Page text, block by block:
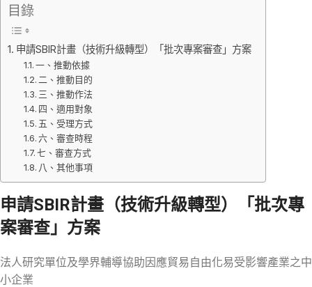
目錄
申請SBIR計畫（技術升級轉型）「批次專案審查」方案
一、推動依據
二、推動目的
三、推動作法
四、適用對象
五、受理方式
六、審查時程
七、審查方式
八、其他事項
申請SBIR計畫（技術升級轉型）「批次專
案審查」方案
法人研究單位及學界輔導協助因應貿易自由化易受影響產業之中
小企業